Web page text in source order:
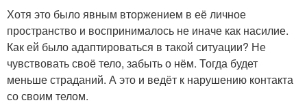
Хотя это было явным вторжением в её личное
пространство и воспринималось не иначе как насилие.
Как ей было адаптироваться в такой ситуации? Не
чувствовать своё тело, забыть о нём. Тогда будет
меньше страданий. А это и ведёт к нарушению контакта
со своим телом.